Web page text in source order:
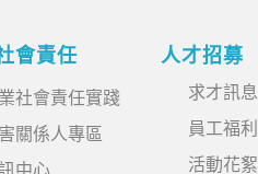
會責任
社會責任實踐
關係人專區
中心
人才招募
求才訊息
員工福利
活動花絮